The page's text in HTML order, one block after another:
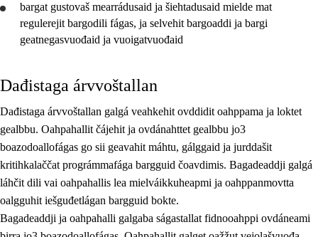
bargat gustovaš mearrádusaid ja šiehtadusaid mielde mat
regulerejit bargodili fágas, ja selvehit bargoaddi ja bargi
geatnegasvuođaid ja vuoigatvuođaid
Dađistaga árvvoštallan
Dađistaga árvvoštallan galgá veahkehit ovddidit oahppama ja loktet
gealbbu. Oahpahallit čájehit ja ovdánahttet gealbbu jo3
boazodoallofágas go sii geavahit máhtu, gálggaid ja jurddašit
kritihkalaččat prográmmafága bargguid čoavdimis. Bagadeaddji galgá
láhčit dili vai oahpahallis lea mielváikkuheapmi ja oahppanmovtta
oalgguhit iešguđetlágan bargguid bokte.
Bagadeaddji ja oahpahalli galgaba ságastallat fidnooahppi ovdáneami